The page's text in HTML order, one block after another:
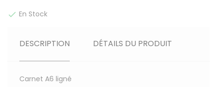
 En Stock
DESCRIPTION DÉTAILS DU PRODUIT
Carnet A6 ligné